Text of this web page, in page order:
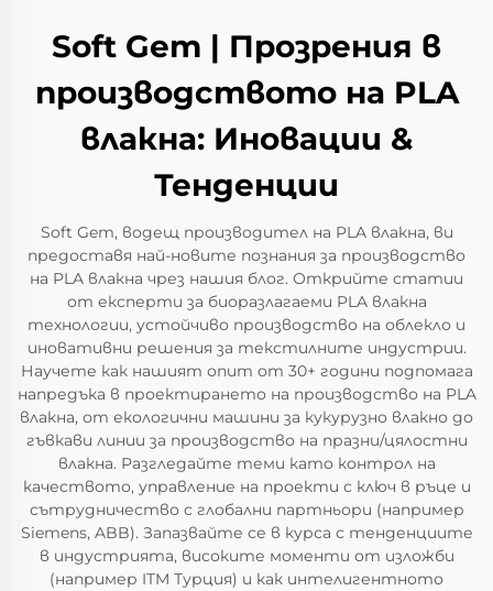
Soft Gem | Прозрения в
производството на PLA
влакна: Иновации &
Тенденции
Soft Gem, водещ производител на PLA влакна, ви
предоставя най-новите познания за производство
на PLA влакна чрез нашия блог. Открийте статии
от експерти за биоразлагаеми PLA влакна
технологии, устойчиво производство на облекло и
иновативни решения за текстилните индустрии.
Научете как нашият опит от 30+ години подпомага
напредъка в проектирането на производство на PLA
влакна, от екологични машини за кукурузно влакно до
гъвкави линии за производство на празни/цялостни
влакна. Разгледайте теми като контрол на
качеството, управление на проекти с ключ в ръце и
сътрудничество с глобални партньори (например
Siemens, ABB). Запазвайте се в курса с тенденциите
в индустрията, високите моменти от изложби
(например ITM Турция) и как интелигентното